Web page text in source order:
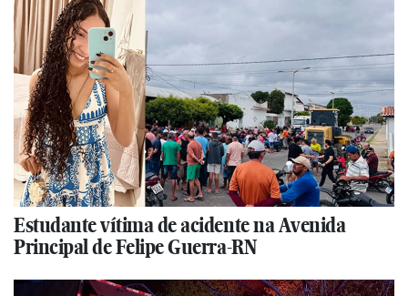
Estudante vítima de acidente na Avenida
Principal de Felipe Guerra-RN